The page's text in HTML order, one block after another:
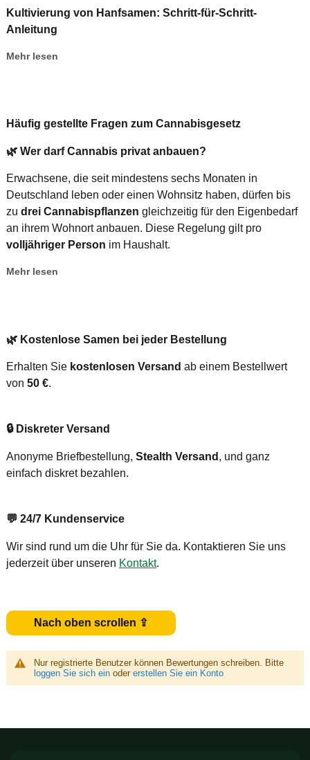
Kultivierung von Hanfsamen: Schritt-für-Schritt-
Anleitung
Mehr lesen
Häufig gestellte Fragen zum Cannabisgesetz
🌿 Wer darf Cannabis privat anbauen?
Erwachsene, die seit mindestens sechs Monaten in
Deutschland leben oder einen Wohnsitz haben, dürfen bis
zu drei Cannabispflanzen gleichzeitig für den Eigenbedarf
an ihrem Wohnort anbauen. Diese Regelung gilt pro
volljähriger Person im Haushalt.
Mehr lesen
🌿 Kostenlose Samen bei jeder Bestellung
Erhalten Sie kostenlosen Versand ab einem Bestellwert
von 50 €.
🔒 Diskreter Versand
Anonyme Briefbestellung, Stealth Versand , und ganz
einfach diskret bezahlen.
💬 24/7 Kundenservice
Wir sind rund um die Uhr für Sie da. Kontaktieren Sie uns
jederzeit über unseren Kontakt.
Nach oben scrollen ⇪
Nur registrierte Benutzer können Bewertungen schreiben. Bitte
loggen Sie sich einoder erstellen Sie ein Konto